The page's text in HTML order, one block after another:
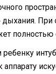
При
полностью